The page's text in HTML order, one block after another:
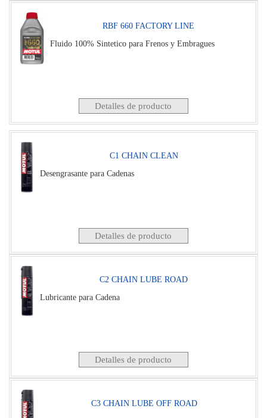
RBF 660 FACTORY LINE
Fluido 100% Sintetico para Frenos y Embragues
Detalles de producto
C1 CHAIN CLEAN
Desengrasante para Cadenas
Detalles de producto
C2 CHAIN LUBE ROAD
Lubricante para Cadena
Detalles de producto
C3 CHAIN LUBE OFF ROAD